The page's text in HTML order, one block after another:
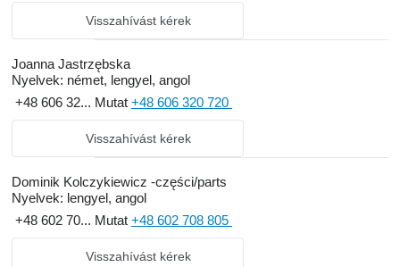
Visszahívást kérek
Joanna Jastrzębska
Nyelvek: német, lengyel, angol
+48 606 32... Mutat +48 606 320 720
Visszahívást kérek
Dominik Kolczykiewicz -części/parts
Nyelvek: lengyel, angol
+48 602 70... Mutat +48 602 708 805
Visszahívást kérek